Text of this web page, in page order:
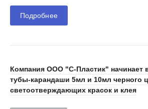
Подробнее
Компания ООО "С-Пластик" начинает
тубы-карандаши 5мл и 10мл черного
светоотверждающих красок и клея